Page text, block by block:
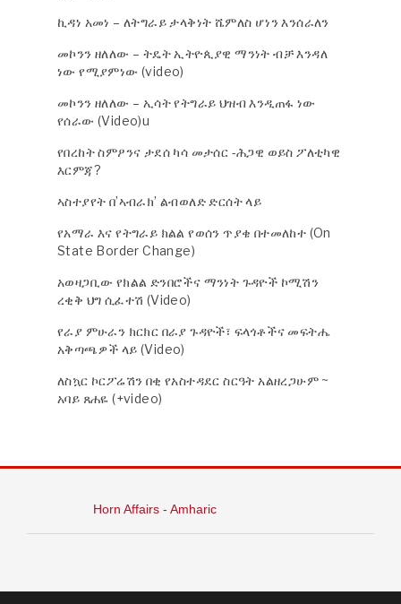
ኪዳነ አመነ – ለትግራይ ታላቅነት ሼምለስ ሆነን እንሰራለን
መኮንን ዘለለው – ትዴት ኢትዮጲያዊ ማንነት ብቻ እንዳለ
ነው የሚያምነው (video)
መኮንን ዘለለው – ኢሳት የትግራይ ህዝብ እንዲጠፋ ነው
የሰራው (Video)u
የበረከት ስምዖንና ታደሰ ካሳ መታሰር -ሕጋዊ ወይስ ፖለቲካዊ
እርምጃ?
ኣስተያየት በ’ኣብራክ’ ልብወለድ ድርሰት ላይ
የአማራ እና የትግራይ ክልል የወሰን ጥያቄ በተመለከተ (On
State Border Change)
አወዛጋቢው የክልል ድንበሮችና ማንነት ጉዳዮች ኮሚሽን
ረቂቅ ህግ ሲፈተሽ (Video)
የራያ ምሁራን ክርክር በራያ ጉዳዮች፣ ፍላጎቶችና መፍትሔ
አቅጣጫዎች ላይ (Video)
ለስኳር ኮርፖሬሽን በቂ የአስተዳደር ስርዓት አልዘረጋሁም ~
አባይ ጸሐዬ (+video)
Horn Affairs - Amharic